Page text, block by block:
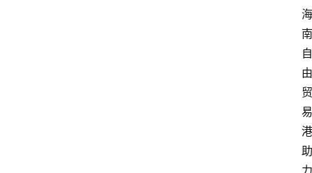
海
南
自
由
贸
易
港
助
力